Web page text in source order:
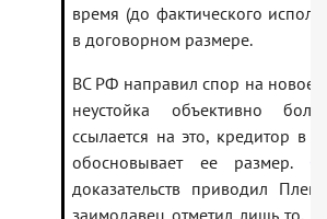
время (до фактического
в договорном размере.
ВС РФ направил спор на новое
неустойка объективно
ссылается на это, кредитор в
обосновывает ее размер.
доказательств приводил